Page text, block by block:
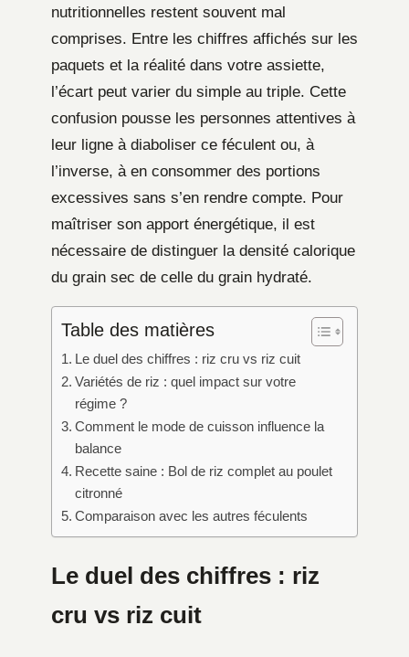
nutritionnelles restent souvent mal
comprises. Entre les chiffres affichés sur les
paquets et la réalité dans votre assiette,
l’écart peut varier du simple au triple. Cette
confusion pousse les personnes attentives à
leur ligne à diaboliser ce féculent ou, à
l’inverse, à en consommer des portions
excessives sans s’en rendre compte. Pour
maîtriser son apport énergétique, il est
nécessaire de distinguer la densité calorique
du grain sec de celle du grain hydraté.
Table des matières
Le duel des chiffres : riz cru vs riz cuit
Variétés de riz : quel impact sur votre
régime ?
Comment le mode de cuisson influence la
balance
Recette saine : Bol de riz complet au poulet
citronné
Comparaison avec les autres féculents
Le duel des chiffres : riz
cru vs riz cuit